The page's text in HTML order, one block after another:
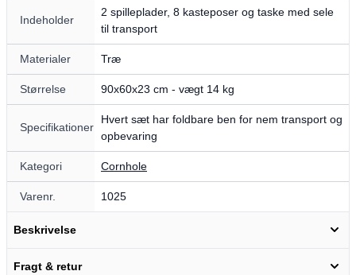
Indeholder
2 spilleplader, 8 kasteposer og taske med sele
til transport
Materialer Træ
Størrelse 90x60x23 cm - vægt 14 kg
Specifikationer
Hvert sæt har foldbare ben for nem transport og
opbevaring
Kategori Cornhole
Varenr. 1025
Beskrivelse
Fragt & retur